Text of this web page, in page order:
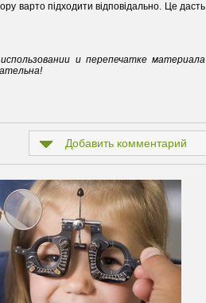
варто підходити відповідально. Це дасть
и перепечатке материала
Добавить комментарий